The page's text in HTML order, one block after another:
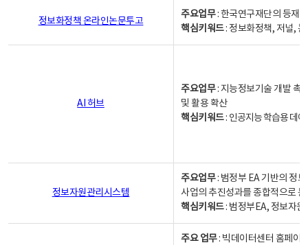
정보화정책 온라인논문투고
주요업무: 한국연구재단의 등재
핵심키워드: 정보화정책, 저널,
AI 허브
주요업무: 지능정보기술 개발 촉
및 활용 확산
핵심키워드: 인공지능 학습용 데
정보자원관리시스템
주요업무: 범정부 EA 기반의 정
사업의 추진성과를 종합적으로
핵심키워드: 범정부EA, 정보자
주요 업무: 빅데이터센터 홈페이